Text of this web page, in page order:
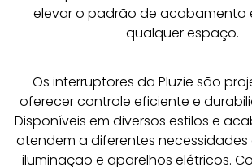
elevar o padrão de acabamento
qualquer espaço.
Os interruptores da Pluzie são
oferecer controle eficiente e
Disponíveis em diversos estilos e
atendem a diferentes
iluminação e aparelhos elétricos.